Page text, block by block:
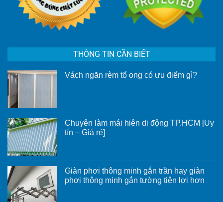
THÔNG TIN CẦN BIẾT
Vách ngăn rèm tổ ong có ưu điểm gì?
ngăn
rèm
tổ
gì?
Chuyên làm mái hiên di động TP.HCM [Uy
tín – Giá rẻ]
ở
Chuyên
làm
Giàn phơi thông minh gắn trần hay giàn
phơi thông minh gắn tường tiện lợi hơn